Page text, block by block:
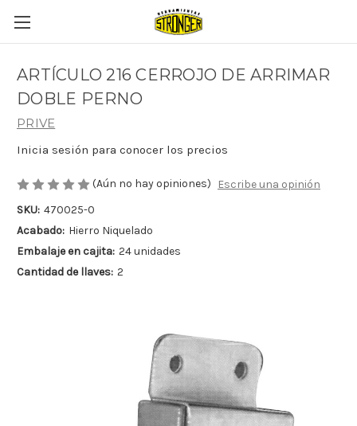
ARTÍCULO 216 CERROJO DE ARRIMAR
DOBLE PERNO
PRIVE
Inicia sesión para conocer los precios
(Aún no hay opiniones)
Escribe una opinión
SKU: 470025-0
Acabado: Hierro Niquelado
Embalaje en cajita: 24 unidades
Cantidad de llaves: 2